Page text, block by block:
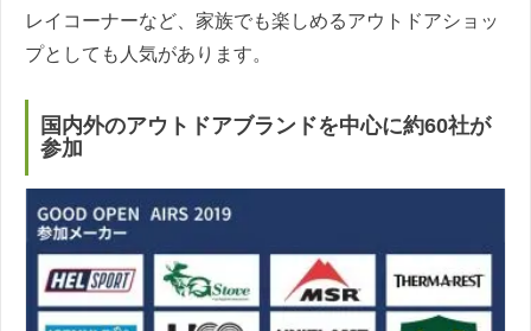
レイコーナーなど、家族でも楽しめるアウトドアショッ
プとしても人気があります。
国内外のアウトドアブランドを中心に約60社が
参加